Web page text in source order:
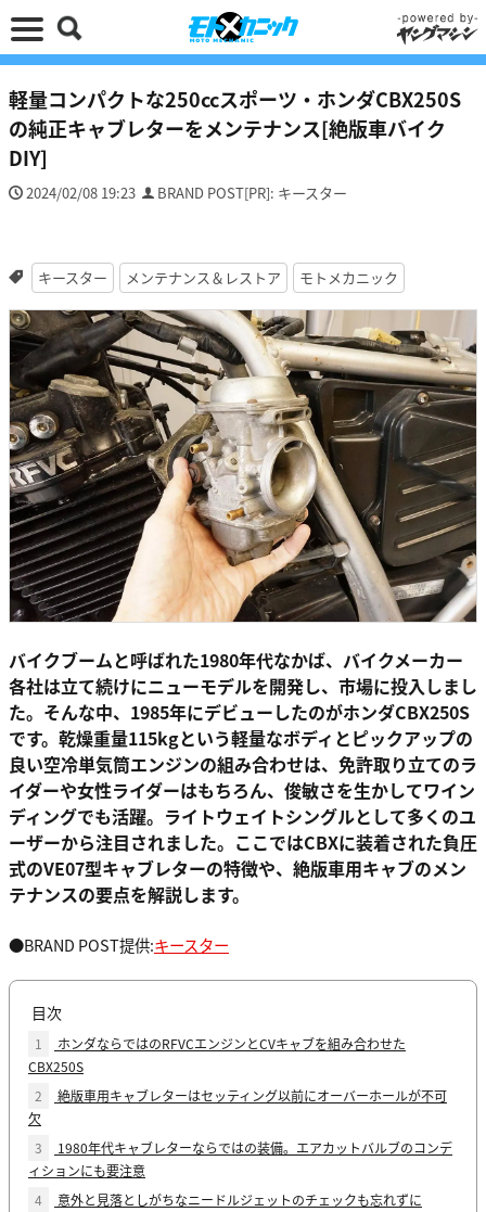
軽量コンパクトな250ccスポーツ・ホンダCBX250S
の純正キャブレターをメンテナンス[絶版車バイク
DIY]
2024/02/08 19:23 BRAND POST[PR]: キースター
キースター メンテナンス＆レストア モトメカニック
バイクブームと呼ばれた1980年代なかば、バイクメーカー
各社は立て続けにニューモデルを開発し、市場に投入しまし
た。そんな中、1985年にデビューしたのがホンダCBX250S
です。乾燥重量115kgという軽量なボディとピックアップの
良い空冷単気筒エンジンの組み合わせは、免許取り立てのラ
イダーや女性ライダーはもちろん、俊敏さを生かしてワイン
ディングでも活躍。ライトウェイトシングルとして多くのユ
ーザーから注目されました。ここではCBXに装着された負圧
式のVE07型キャブレターの特徴や、絶版車用キャブのメン
テナンスの要点を解説します。
●BRAND POST提供:キースター
目次
1
ホンダならではのRFVCエンジンとCVキャブを組み合わせた
CBX250S
2
絶版車用キャブレターはセッティング以前にオーバーホールが不可
欠
3
1980年代キャブレターならではの装備。エアカットバルブのコンデ
ィションにも要注意
4
意外と見落としがちなニードルジェットのチェックも忘れずに